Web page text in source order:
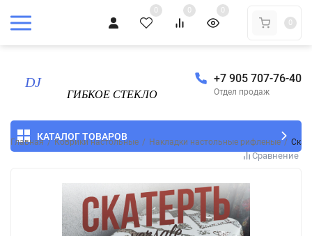
0 0
0
0
+7 905 707-76-40
Отдел продаж
КАТАЛОГ ТОВАРОВ
Главная / Коврики настольные / Накладки настольные рифленые /
Сравнение